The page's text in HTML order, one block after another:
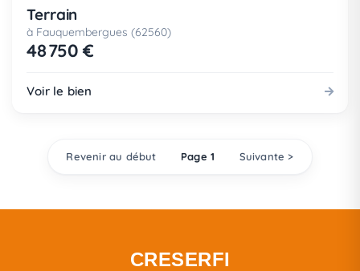
Terrain
à Fauquembergues (62560)
48 750 €
Voir le bien
Revenir au début Page 1 Suivante >
CRESERFI